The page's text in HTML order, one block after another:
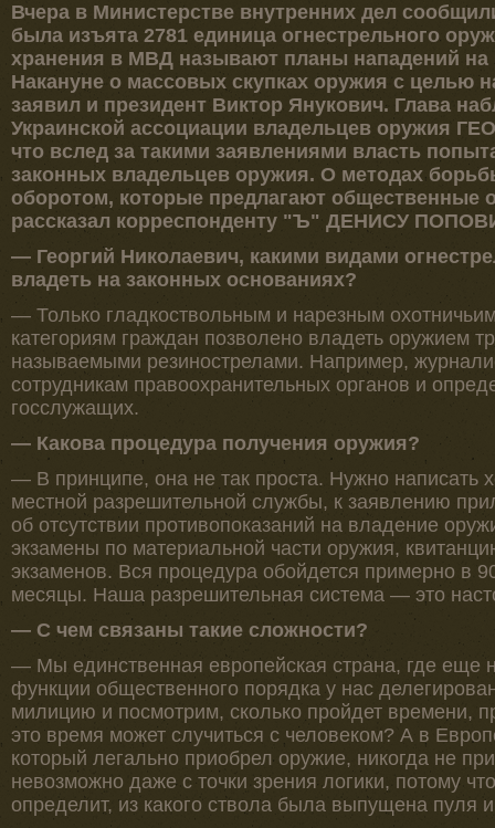
Вчера в Министерстве внутренних дел
была изъята 2781 единица огнестрельного
хранения в МВД называют планы нападений на
Накануне о массовых скупках оружия с целью
заявил и президент Виктор Янукович. Глава
Украинской ассоциации владельцев оружия
что вслед за такими заявлениями власть
законных владельцев оружия. О методах
оборотом, которые предлагают общественные
рассказал корреспонденту "Ъ" ДЕНИСУ
— Георгий Николаевич, какими видами
владеть на законных основаниях?
— Только гладкоствольным и нарезным
категориям граждан позволено владеть оружием
называемыми резинострелами. Например,
сотрудникам правоохранительных органов и
госслужащих.
— Какова процедура получения оружия?
— В принципе, она не так проста. Нужно написать
местной разрешительной службы, к заявлению
об отсутствии противопоказаний на владение
экзамены по материальной части оружия,
экзаменов. Вся процедура обойдется примерно в
месяцы. Наша разрешительная система — это
— С чем связаны такие сложности?
— Мы единственная европейская страна, где еще
функции общественного порядка у нас
милицию и посмотрим, сколько пройдет времени,
это время может случиться с человеком? А в
который легально приобрел оружие, никогда не
невозможно даже с точки зрения логики, потому
определит, из какого ствола была выпущена пуля